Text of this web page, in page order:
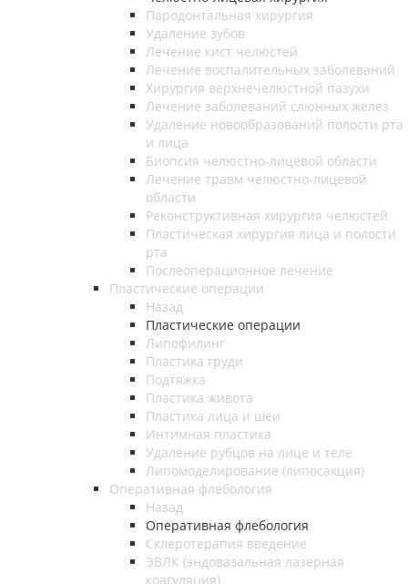
Пародонтальная хирургия
Удаление зубов
Лечение кист челюстей
Лечение воспалительных заболеваний
Хирургия верхнечелюстной пазухи
Лечение заболеваний слюнных желез
Удаление новообразований полости рта
и лица
Биопсия челюстно-лицевой области
Лечение травм челюстно-лицевой
области
Реконструктивная хирургия челюстей
Пластическая хирургия лица и полости
рта
Послеоперационное лечение
Пластические операции
Назад
Пластические операции
Липофилинг
Пластика груди
Подтяжка
Пластика живота
Пластика лица и шеи
Интимная пластика
Удаление рубцов на лице и теле
Липомоделирование (липосакция)
Оперативная флебология
Назад
Оперативная флебология
Склеротерапия введение
ЭВЛК (эндовазальная лазерная
коагуляция)